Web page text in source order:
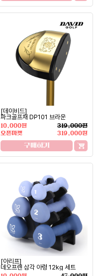
[데이비드]
파크골프채 DP101 브라운
10,000원
319,000원
오픈마켓
319,000원
구매하기
[아리프]
네오프렌 삼각 아령 12kg 세트